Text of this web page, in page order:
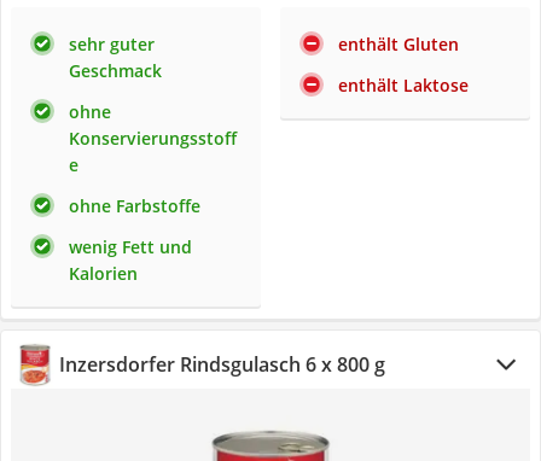
sehr guter
Geschmack
ohne
Konservierungsstoff
e
ohne Farbstoffe
wenig Fett und
Kalorien
enthält Gluten
enthält Laktose
Inzersdorfer Rindsgulasch 6 x 800 g